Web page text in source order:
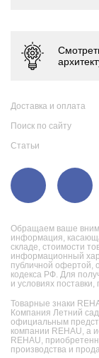
Обращаем ваше
информация,
складе, стоимости
информационный
публичной офертой,
кодекса РФ. Для
и условиях
Товарные знаки
Компания Летний
официальным
компании REHAU, а
REHAU,
производства и
Доставка и оплата
Поиск по сайту
Статьи